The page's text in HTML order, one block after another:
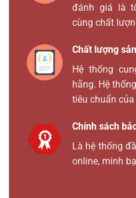
đánh giá là
cùng chất
Chất lượng
Hệ thống
hãng. Hệ
tiêu chuẩn của
Chính sách
Là hệ thống
online, minh